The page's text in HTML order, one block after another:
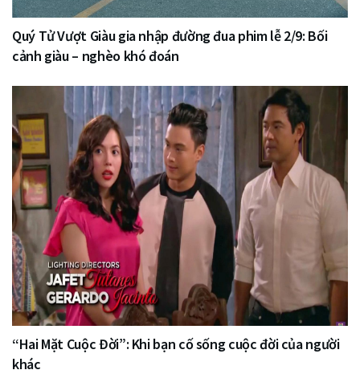
Quý Tử Vượt Giàu gia nhập đường đua phim lễ 2/9: Bối
cảnh giàu – nghèo khó đoán
“Hai Mặt Cuộc Đời”: Khi bạn cố sống cuộc đời của người
khác